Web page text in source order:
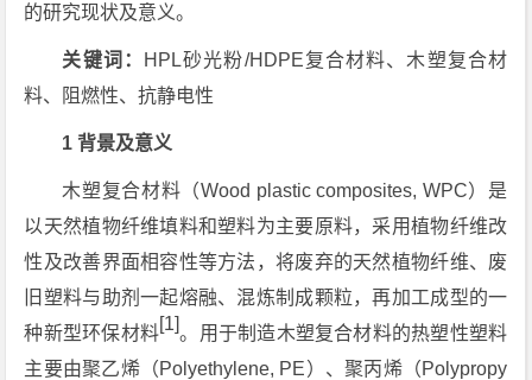
的研究现状及意义。
关键词：
HPL砂光粉/HDPE复合材料、木塑复合材
料、阻燃性、抗静电性
1 背景及意义
木塑复合材料（Wood plastic composites, WPC）是
以天然植物纤维填料和塑料为主要原料，采用植物纤维改
性及改善界面相容性等方法，将废弃的天然植物纤维、废
旧塑料与助剂一起熔融、混炼制成颗粒，再加工成型的一
种新型环保材料[1]。用于制造木塑复合材料的热塑性塑料
主要由聚乙烯（Polyethylene, PE）、聚丙烯（Polypropy